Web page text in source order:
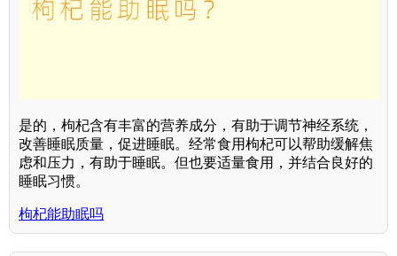
是的，枸杞含有丰富的营养成分，有助于调节神经系统，
改善睡眠质量，促进睡眠。经常食用枸杞可以帮助缓解焦
虑和压力，有助于睡眠。但也要适量食用，并结合良好的
睡眠习惯。
枸杞能助眠吗